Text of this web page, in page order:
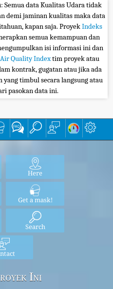
: Semua data Kualitas Udara tidak
demi jaminan kualitas maka data
kapan saja. ProyekIndeks
semua kemampuan dan
isi informasi ini dan
Quality Indextim proyek atau
kontrak, gugatan atau jika ada
timbul secara langsung atau
pasokan data ini.
Here
Get a mask!
Search
Ini